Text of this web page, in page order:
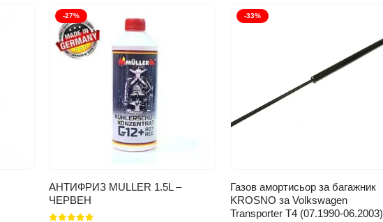
-27%
АНТИФРИЗ MULLER 1.5L –
ЧЕРВЕН
-33%
Газов амортисьор за багажник
KROSNO за Volkswagen
Transporter T4 (07.1990-06.2003)